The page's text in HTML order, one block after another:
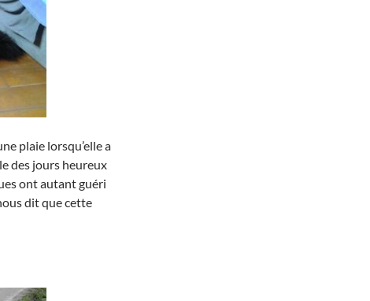
plaie lorsqu’elle a
des jours heureux
ont autant guéri
dit que cette